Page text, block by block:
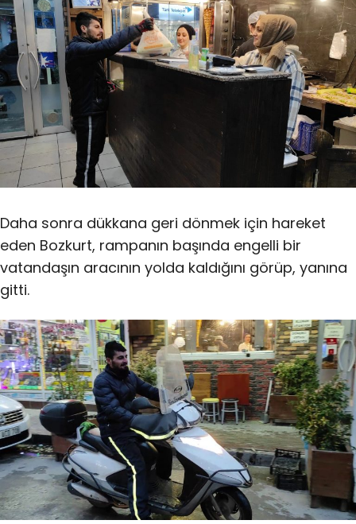
Daha sonra dükkana geri dönmek için hareket
eden Bozkurt, rampanın başında engelli bir
vatandaşın aracının yolda kaldığını görüp, yanına
gitti.